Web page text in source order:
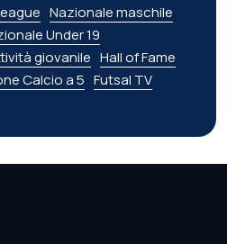
Nazionale maschile
Under 19
giovanile Hall of Fame
Calcio a 5 Futsal TV